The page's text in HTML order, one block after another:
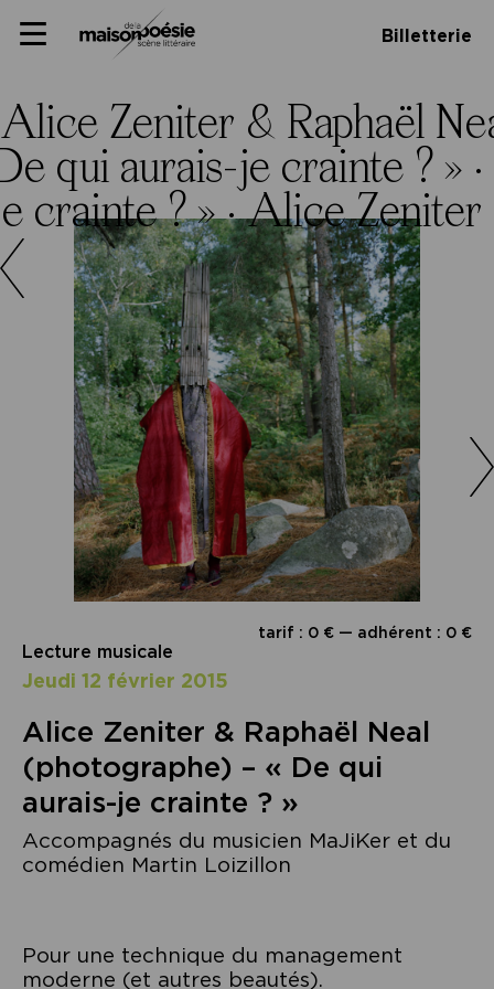
Panneau de gestion des cookies
to
Primary
Billetterie
Alice Zeniter & Raphaël
qui aurais-je crainte ? » ·
crainte ? » ·Alice Zeniter
tarif : 0 € — adhérent : 0 €
Lecture musicale
jeudi 12 février 2015
Alice Zeniter & Raphaël Neal
(photographe) – « De qui
aurais-je crainte ? »
Accompagnés du musicien MaJiKer et du
comédien Martin Loizillon
Pour une technique du management
moderne (et autres beautés).